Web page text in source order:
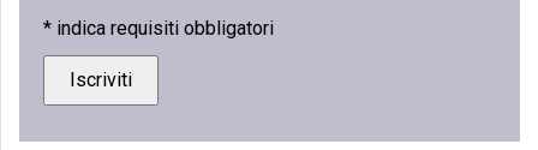
* indica requisiti obbligatori